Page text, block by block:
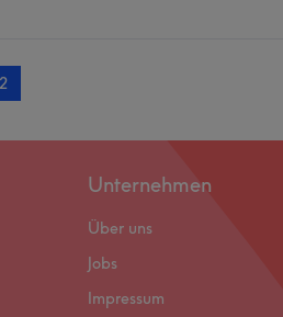
2
Unternehmen
Über uns
Jobs
Impressum